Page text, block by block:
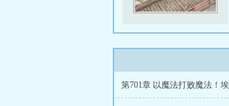
第701章 以魔法打败魔法！